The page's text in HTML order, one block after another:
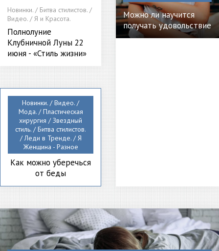
Новинки. / Битва стилистов. /
Видео. / Я и Красота.
Полнолуние
Клубничной Луны 22
июня - «Стиль жизни»
Можно ли научится
получать удовольствие
Новинки. / Видео. /
Мода. / Пластическая
хирургия / Звездный
стиль. / Битва стилистов.
/ Леди в Тренде. / Я
Женщина - Разное
Как можно уберечься
от беды